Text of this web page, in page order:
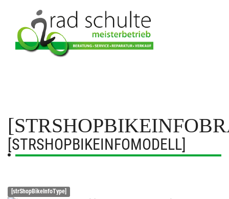
[STRSHOPBIKEINFOMODELL]
[strShopBikeInfoType]